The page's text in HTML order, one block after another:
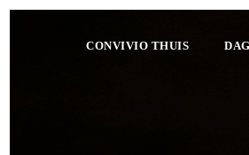
CONVIVIO THUIS